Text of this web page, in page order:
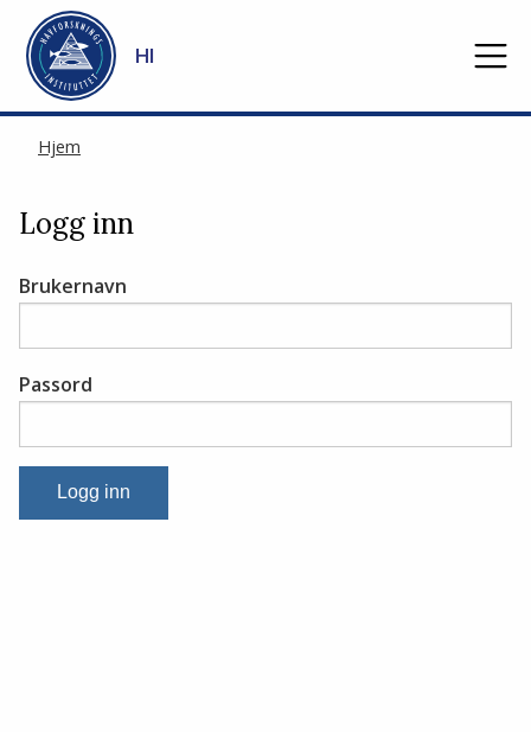
Gå til hovedinnhold
HI
Hjem
Logg inn
Brukernavn
Passord
Logg inn